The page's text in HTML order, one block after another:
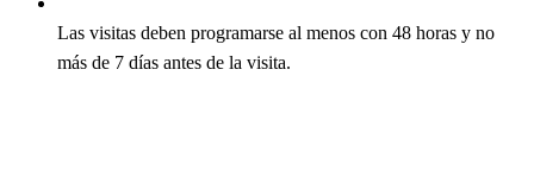
Las visitas deben programarse al menos con 48 horas y no
más de 7 días antes de la visita.